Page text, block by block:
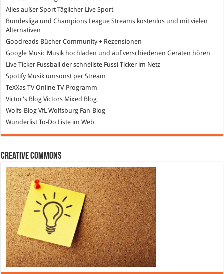
Alles außer SportTäglicher Live Sport
Bundesliga und Champions League Streams kostenlos und mit vielen
Alternativen
Goodreads Bücher Community + Rezensionen
Google Music Musik hochladen und auf verschiedenen Geräten hören
Live Ticker Fussball
der schnellste Fussi Ticker im Netz
SpotifyMusik umsonst per Stream
TeXXas TVOnline TV-Programm
Victor's Blog Victors Mixed Blog
Wolfs-Blog VfL Wolfsburg Fan-Blog
WunderlistTo-Do Liste im Web
Creative Commons